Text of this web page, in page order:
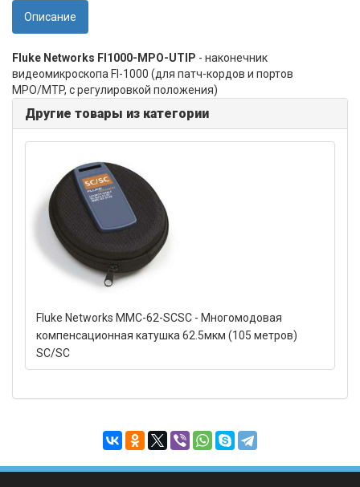
Описание
Fluke Networks FI1000-MPO-UTIP - наконечник
видеомикроскопа FI-1000 (для патч-кордов и портов
MPO/MTP, с регулировкой положения)
Другие товары из категории
Fluke Networks MMC-62-SCSC - Многомодовая
компенсационная катушка 62.5мкм (105 метров)
SC/SC